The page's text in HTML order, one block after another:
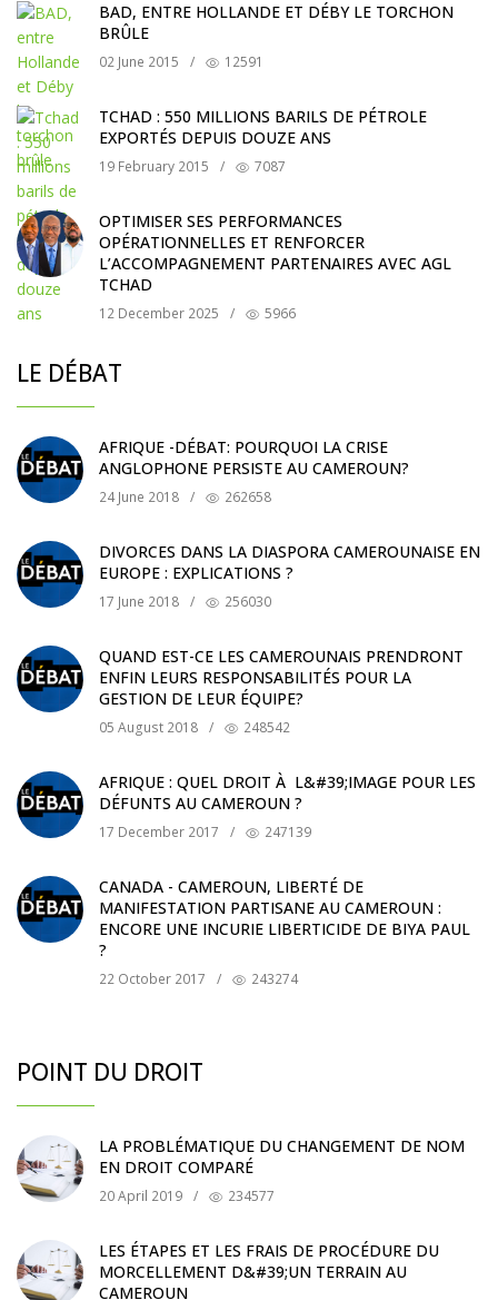
BAD, ENTRE HOLLANDE ET DÉBY LE TORCHON
BRÛLE
02 June 2015 / 12591
TCHAD : 550 MILLIONS BARILS DE PÉTROLE
EXPORTÉS DEPUIS DOUZE ANS
19 February 2015 / 7087
OPTIMISER SES PERFORMANCES
OPÉRATIONNELLES ET RENFORCER
L’ACCOMPAGNEMENT PARTENAIRES AVEC AGL
TCHAD
12 December 2025 / 5966
LE DÉBAT
AFRIQUE -DÉBAT: POURQUOI LA CRISE
ANGLOPHONE PERSISTE AU CAMEROUN?
24 June 2018 / 262658
DIVORCES DANS LA DIASPORA CAMEROUNAISE EN
EUROPE : EXPLICATIONS ?
17 June 2018 / 256030
QUAND EST-CE LES CAMEROUNAIS PRENDRONT
ENFIN LEURS RESPONSABILITÉS POUR LA
GESTION DE LEUR ÉQUIPE?
05 August 2018 / 248542
AFRIQUE : QUEL DROIT À L&#39;IMAGE POUR LES
DÉFUNTS AU CAMEROUN ?
17 December 2017 / 247139
CANADA - CAMEROUN, LIBERTÉ DE
MANIFESTATION PARTISANE AU CAMEROUN :
ENCORE UNE INCURIE LIBERTICIDE DE BIYA PAUL
?
22 October 2017 / 243274
POINT DU DROIT
LA PROBLÉMATIQUE DU CHANGEMENT DE NOM
EN DROIT COMPARÉ
20 April 2019 / 234577
LES ÉTAPES ET LES FRAIS DE PROCÉDURE DU
MORCELLEMENT D&#39;UN TERRAIN AU
CAMEROUN